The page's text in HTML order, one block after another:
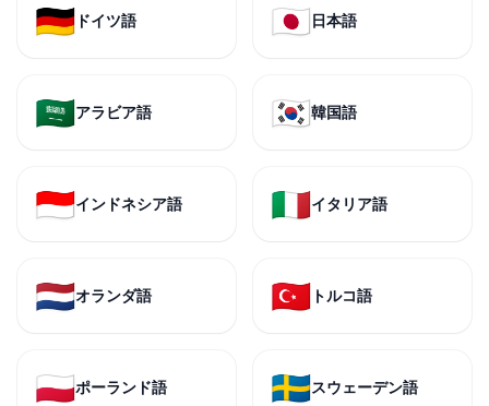
🇩🇪 ドイツ語 🇯🇵日本語
🇸🇦アラビア語 🇰🇷韓国語
🇮🇩インドネシア語 🇮🇹イタリア語
🇳🇱オランダ語 🇹🇷 トルコ語
🇵🇱ポーランド語 🇸🇪スウェーデン語